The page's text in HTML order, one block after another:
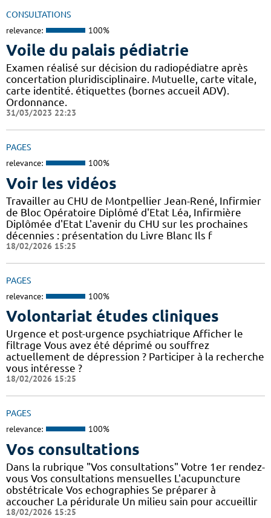
CONSULTATIONS
relevance: 100%
Voile du palais pédiatrie
Examen réalisé sur décision du radiopédiatre après
concertation pluridisciplinaire. Mutuelle, carte vitale,
carte identité. étiquettes (bornes accueil ADV).
Ordonnance.
31/03/2023 22:23
PAGES
relevance: 100%
Voir les vidéos
Travailler au CHU de Montpellier Jean-René, Infirmier
de Bloc Opératoire Diplômé d'Etat Léa, Infirmière
Diplômée d'Etat L'avenir du CHU sur les prochaines
décennies : présentation du Livre Blanc Ils f
18/02/2026 15:25
PAGES
relevance: 100%
Volontariat études cliniques
Urgence et post-urgence psychiatrique Afficher le
filtrage Vous avez été déprimé ou souffrez
actuellement de dépression ? Participer à la recherche
vous intéresse ?
18/02/2026 15:25
PAGES
relevance: 100%
Vos consultations
Dans la rubrique "Vos consultations" Votre 1er rendez-
vous Vos consultations mensuelles L'acupuncture
obstétricale Vos echographies Se préparer à
accoucher La péridurale Un milieu sain pour accueillir
18/02/2026 15:25